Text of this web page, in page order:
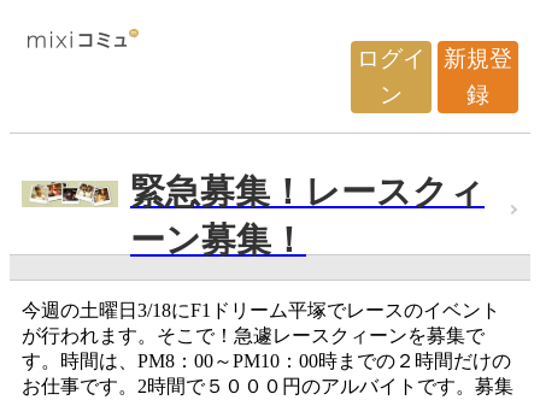
ログイ
ン
新規登
録
緊急募集！レースクィ
ーン募集！
今週の土曜日3/18にF1ドリーム平塚でレースのイベント
が行われます。そこで！急遽レースクィーンを募集で
す。時間は、PM8：00～PM10：00時までの２時間だけの
お仕事です。2時間で５０００円のアルバイトです。募集